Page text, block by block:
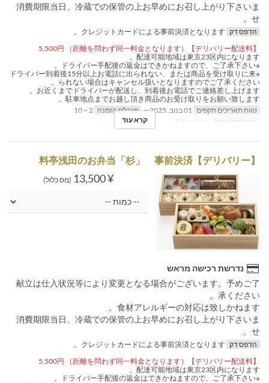
消費期限当日、冷蔵での保管の上お早めにお召し上がり下さいま
せ。
הדפס דק
【デリバリー配送料】5,500円 （距離を問わず同一料金となります）
配達可能地域は東京23区内になります。
※ドライバー手配後の返金はできかねますので、ご了承下さい。
※ドライバー到着後15分以上お電話に出られない、または商品を受け取りに来
られない場合はキャンセル扱いとなりますのでご了承ください。
お近くまでドライバーが配送し、到着後お電話でご連絡差し上げます。
駐車地点までお越し頂き商品のお受け取りをお願い致します。
טווח תאריכים תקפים
מגבלת הזמנה
קטגוריית מקום
קרא עוד
【デリバリー】料亭浅田のお弁当「杉」 事前決済
¥ 13,500 (מס כלול)
נדרשת רכישה מראש
献立は仕入状況等により変更となる場合がございます。予めご了
承ください。
食材アレルギーの対応は致しかねます。
消費期限当日、冷蔵での保管の上お早めにお召し上がり下さいま
せ。
הדפס דק
【デリバリー配送料】5,500円 （距離を問わず同一料金となります）
配達可能地域は東京23区内になります。
※ドライバー手配後の返金はできかねますので、ご了承下さい。